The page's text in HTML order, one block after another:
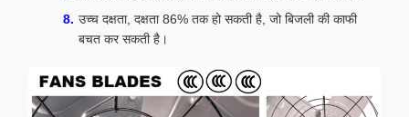
उच्च दक्षता, दक्षता 86% तक हो सकती है, जो बिजली की काफी
बचत कर सकती है।